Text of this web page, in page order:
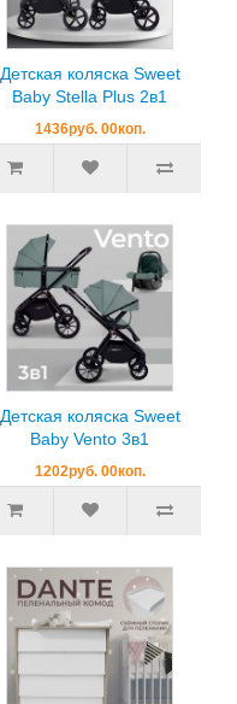
Детская коляска Sweet
Baby Stella Plus 2в1
1436руб. 00коп.
Детская коляска Sweet
Baby Vento 3в1
1202руб. 00коп.